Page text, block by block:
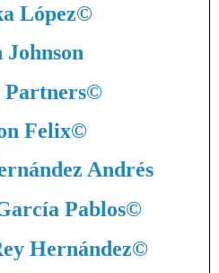
López©
Johnson
©
Felix©
Andrés
Pablos©
Hernández©